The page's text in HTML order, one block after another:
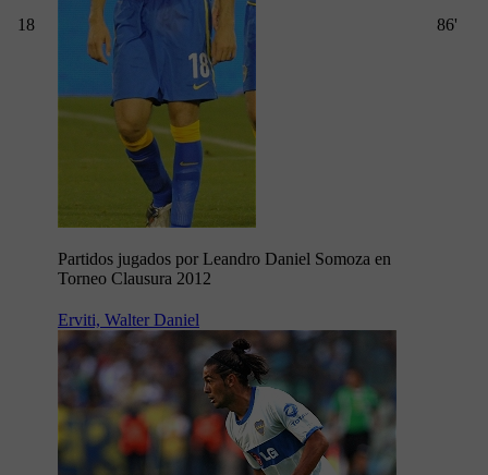
18
Partidos jugados por Leandro Daniel Somoza en
Torneo Clausura 2012
86'
Erviti, Walter Daniel